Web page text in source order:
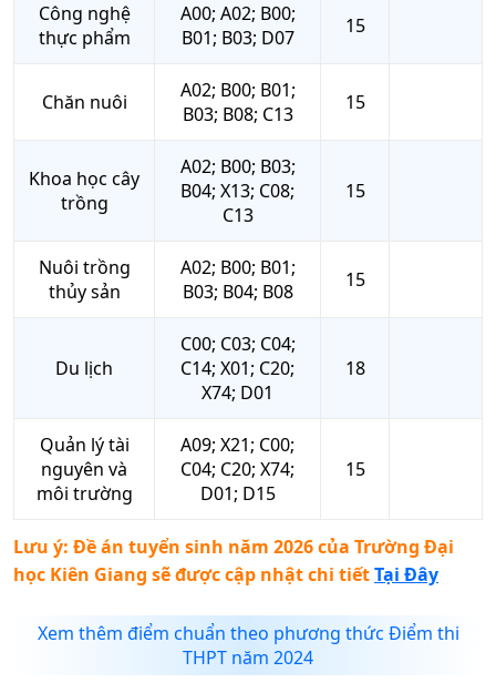
Công nghệ
thực phẩm
A00; A02; B00;
B01; B03; D07
15
Chăn nuôi
A02; B00; B01;
B03; B08; C13
15
Khoa học cây
trồng
A02; B00; B03;
B04; X13; C08;
C13
15
Nuôi trồng
thủy sản
A02; B00; B01;
B03; B04; B08
15
Du lịch
C00; C03; C04;
C14; X01; C20;
X74; D01
18
Quản lý tài
nguyên và
môi trường
A09; X21; C00;
C04; C20; X74;
D01; D15
15
Lưu ý: Đề án tuyển sinh năm 2026 của Trường Đại
học Kiên Giang sẽ được cập nhật chi tiếtTại Đây
Xem thêm điểm chuẩn theo phương thức Điểm thi
THPT năm 2024